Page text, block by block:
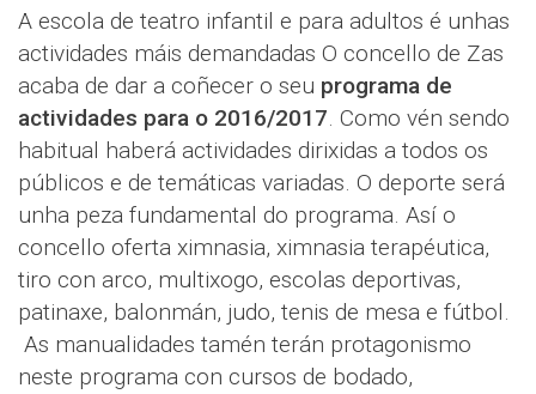
A escola de teatro infantil e para adultos é unhas
actividades máis demandadas O concello de Zas
acaba de dar a coñecer o seu programa de
actividades para o 2016/2017. Como vén sendo
habitual haberá actividades dirixidas a todos os
públicos e de temáticas variadas. O deporte será
unha peza fundamental do programa. Así o
concello oferta ximnasia, ximnasia terapéutica,
tiro con arco, multixogo, escolas deportivas,
patinaxe, balonmán, judo, tenis de mesa e fútbol.
As manualidades tamén terán protagonismo
neste programa con cursos de bodado,